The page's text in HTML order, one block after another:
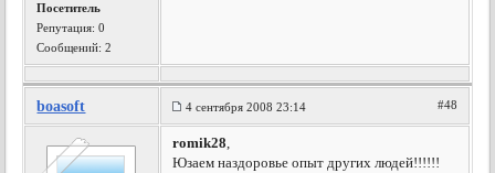
Посетитель
Репутация:0
Сообщений: 2
boasoft 4 сентября 2008 23:14 #48
romik28,
Юзаем наздоровье опыт других людей!!!!!!